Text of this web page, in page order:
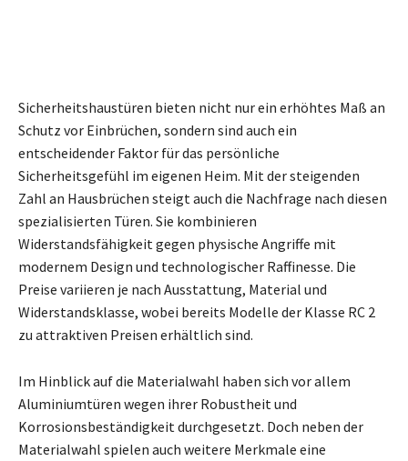
Sicherheitshaustüren bieten nicht nur ein erhöhtes Maß an
Schutz vor Einbrüchen, sondern sind auch ein
entscheidender Faktor für das persönliche
Sicherheitsgefühl im eigenen Heim. Mit der steigenden
Zahl an Hausbrüchen steigt auch die Nachfrage nach diesen
spezialisierten Türen. Sie kombinieren
Widerstandsfähigkeit gegen physische Angriffe mit
modernem Design und technologischer Raffinesse. Die
Preise variieren je nach Ausstattung, Material und
Widerstandsklasse, wobei bereits Modelle der Klasse RC 2
zu attraktiven Preisen erhältlich sind.
Im Hinblick auf die Materialwahl haben sich vor allem
Aluminiumtüren wegen ihrer Robustheit und
Korrosionsbeständigkeit durchgesetzt. Doch neben der
Materialwahl spielen auch weitere Merkmale eine